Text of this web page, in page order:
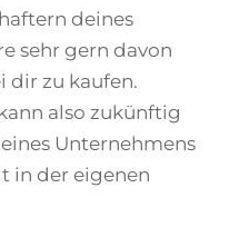
deines
sehr gern davon
dir zu kaufen.
also zukünftig
Unternehmens
in der eigenen